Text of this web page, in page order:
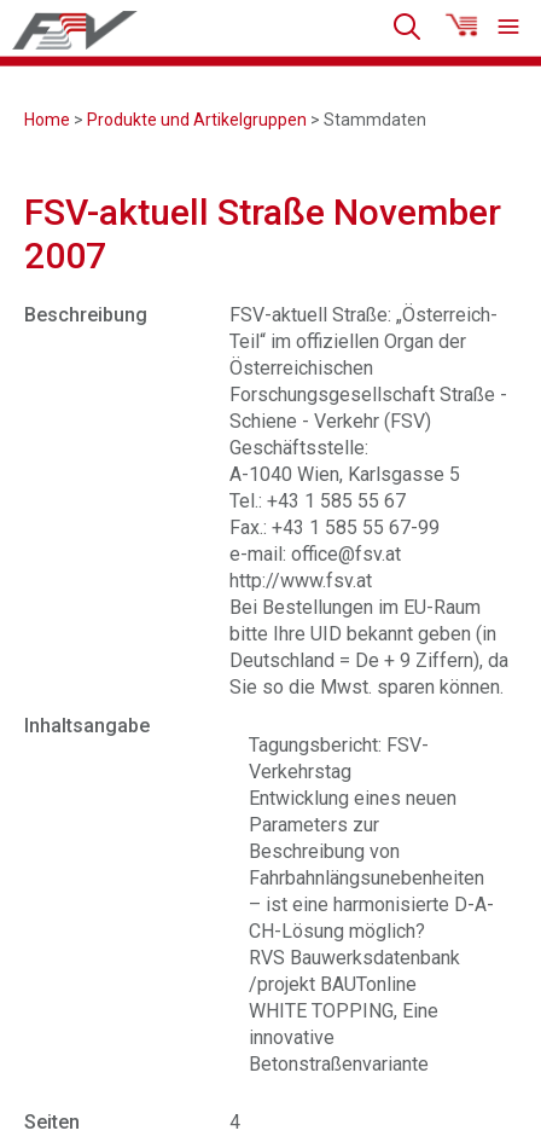
Home > Produkte und Artikelgruppen > Stammdaten
FSV-aktuell Straße November
2007
Beschreibung
FSV-aktuell Straße: „Österreich-
Teil“ im offiziellen Organ der
Österreichischen
Forschungsgesellschaft Straße -
Schiene - Verkehr (FSV)
Geschäftsstelle:
A-1040 Wien, Karlsgasse 5
Tel.: +43 1 585 55 67
Fax.: +43 1 585 55 67-99
e-mail: office@fsv.at
http://www.fsv.at
Bei Bestellungen im EU-Raum
bitte Ihre UID bekannt geben (in
Deutschland = De + 9 Ziffern), da
Sie so die Mwst. sparen können.
Inhaltsangabe
Tagungsbericht: FSV-
Verkehrstag
Entwicklung eines neuen
Parameters zur
Beschreibung von
Fahrbahnlängsunebenheiten
– ist eine harmonisierte D-A-
CH-Lösung möglich?
RVS Bauwerksdatenbank
/projekt BAUTonline
WHITE TOPPING, Eine
innovative
Betonstraßenvariante
Seiten
4